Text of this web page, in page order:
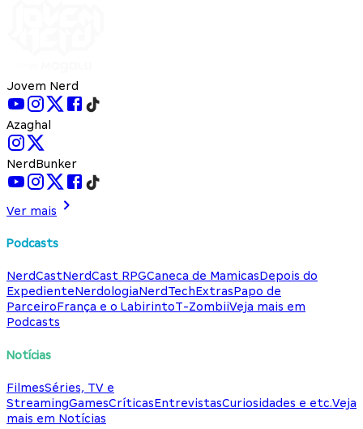
Jovem Nerd
Azaghal
NerdBunker
Ver mais
Podcasts
NerdCastNerdCast RPGCaneca de MamicasDepois do
ExpedienteNerdologiaNerdTechExtrasPapo de
ParceiroFrança e o LabirintoT-ZombiiVeja mais em
Podcasts
Notícias
FilmesSéries, TV e
StreamingGamesCríticasEntrevistasCuriosidades e etc.Veja
mais em Notícias